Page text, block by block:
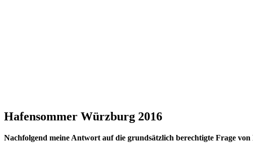
Hafensommer Würzburg 2016
Nachfolgend meine Antwort auf die grundsätzlich berechtigte Frage